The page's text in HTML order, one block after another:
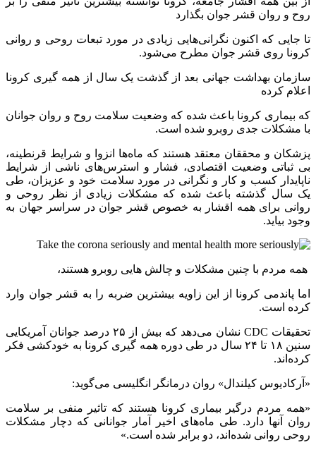
روح و روان قشر جوان بگذارد
تا جایی که اکنون نگرانی‌هایی زیادی در مورد تبعات روحی و روانی
کرونا روی قشر جوان مطرح می‌شود.
سازمان بهداشت جهانی بعد از گذشت یک سال از همه گیری کرونا
اعلام کرده
که بیماری کرونا باعث شده که وضعیت سلامت روح و روان جوانان
با مشکلات جدی روبرو شده است.
پزشکان و محققان معتقد هستند که ماه‌ها انزوا و شرایط قرنطینه،
بی ثباتی وضعیت اقتصادی، فشار و استرس‌های ناشی از شرایط
ناپایدار کسب و کار و نگرانی در مورد سلامت خود و عزیزان، طی
یک سال گذشته باعث شده که مشکلات زیادی از نظر روحی و
روانی برای همه اقشار به خصوص قشر جوان در سراسر جهان به
وجود بیاید.
همه مردم با چنین مشکلات و چالش هایی روبرو هستند،
اما پاندمی کرونا از این زاویه بیشترین ضربه را به قشر جوان وارد
کرده است.
تحقیقات CDC نشان می‌دهد که بیش از ۲۵ درصد جوانان آمریکایی
سنین ۱۸ تا ۲۴ سال در طی دوره همه گیری کرونا به خودکشی فکر
کرده‌اند.
«آرکادیوس کیلندال» روان درمانگر انگلیسی می‌گوید:
«همه مردم درگیر بیماری کرونا هستند که تاثیر منفی بر سلامت
روان آنها دارد. طی ماه‌های اخیر آمار جوانانی که دچار مشکلات
روحی روانی شده‌اند، دو برابر شده است.»